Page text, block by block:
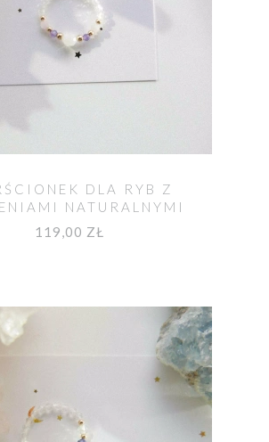
DLA RYB Z
NATURALNYMI
119,00 ZŁ